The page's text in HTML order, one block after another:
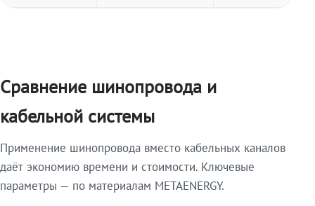
Сравнение шинопровода и
кабельной системы
Применение шинопровода вместо кабельных каналов
даёт экономию времени и стоимости. Ключевые
параметры — по материалам METAENERGY.